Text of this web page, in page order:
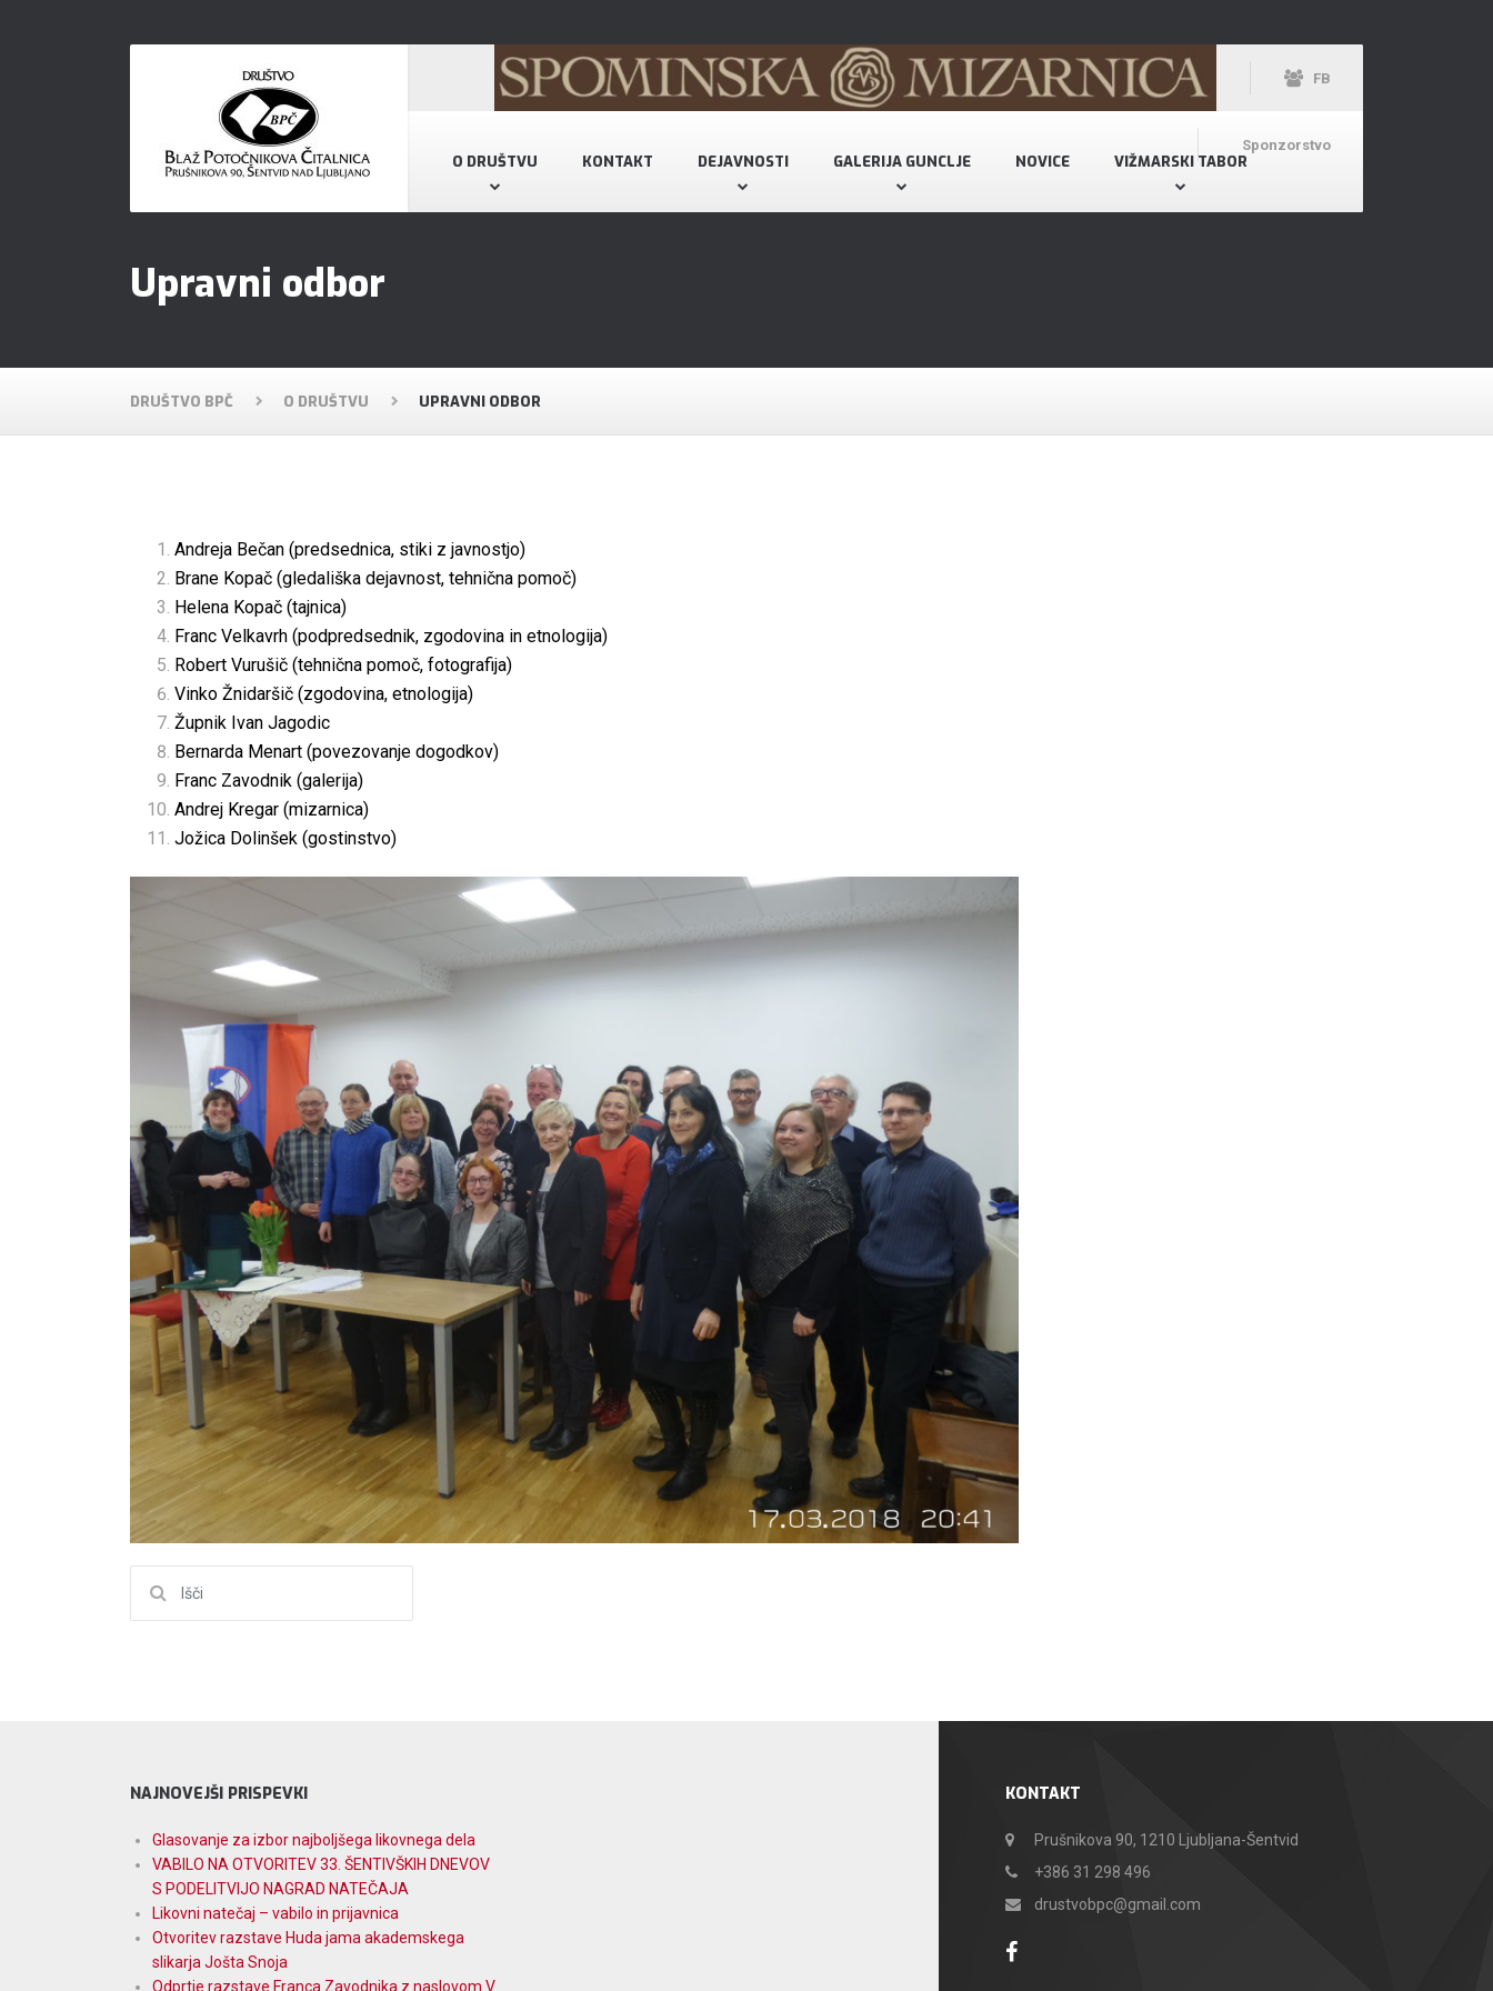
O DRUŠTVU KONTAKT DEJAVNOSTI GALERIJA GUNCLJE NOVICE VIŽMARSKI TABOR
FB
Sponzorstvo
Upravni odbor
DRUŠTVO BPČ O DRUŠTVU UPRAVNI ODBOR
Andreja Bečan (predsednica, stiki z javnostjo)
Brane Kopač (gledališka dejavnost, tehnična pomoč)
Helena Kopač (tajnica)
Franc Velkavrh (podpredsednik, zgodovina in etnologija)
Robert Vurušič (tehnična pomoč, fotografija)
Vinko Žnidaršič (zgodovina, etnologija)
Župnik Ivan Jagodic
Bernarda Menart (povezovanje dogodkov)
Franc Zavodnik (galerija)
Andrej Kregar (mizarnica)
Jožica Dolinšek (gostinstvo)
KONTAKT
Prušnikova 90, 1210 Ljubljana-Šentvid
+386 31 298 496
drustvobpc@gmail.com
NAJNOVEJŠI PRISPEVKI
Glasovanje za izbor najboljšega likovnega dela
VABILO NA OTVORITEV 33. ŠENTIVŠKIH DNEVOV
S PODELITVIJO NAGRAD NATEČAJA
Likovni natečaj – vabilo in prijavnica
Otvoritev razstave Huda jama akademskega
slikarja Jošta Snoja
Odprtje razstave Franca Zavodnika z naslovom V